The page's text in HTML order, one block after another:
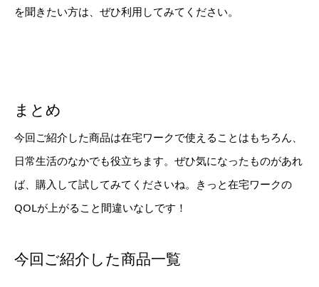
を聞きたい方は、ぜひ利用してみてください。
まとめ
今回ご紹介した商品は在宅ワークで使えることはもちろん、
日常生活のなかでも役立ちます。ぜひ気になったものがあれ
ば、購入して試してみてくださいね。きっと在宅ワークの
QOLが上がること間違いなしです！
今回ご紹介した商品一覧